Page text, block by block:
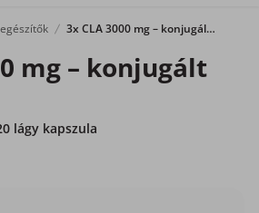
3x CLA 3000 mg – konjugált linolsav
mg – konjugált
lágy kapszula